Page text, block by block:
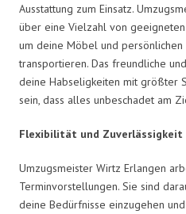
Ausstattung zum Einsatz.
über eine Vielzahl von
um deine Möbel und persönlichen
transportieren. Das freundliche
deine Habseligkeiten mit größter
sein, dass alles unbeschadet am
Flexibilität und Zuverlässigkeit
Umzugsmeister Wirtz Erlangen
Terminvorstellungen. Sie sind
deine Bedürfnisse einzugehen